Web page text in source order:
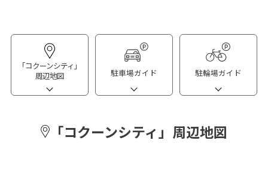
「コクーンシティ」
周辺地図
駐車場ガイド 駐輪場ガイド
「コクーンシティ」周辺地図